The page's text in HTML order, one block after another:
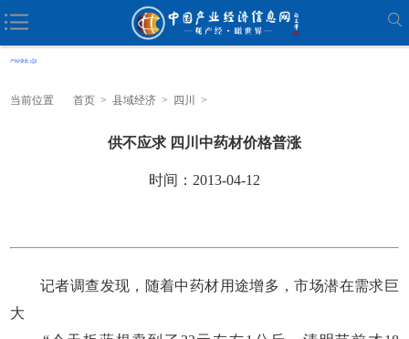
当前位置 首页 > 县域经济 > 四川 >
供不应求 四川中药材价格普涨
时间：2013-04-12
记者调查发现，随着中药材用途增多，市场潜在需求巨
大